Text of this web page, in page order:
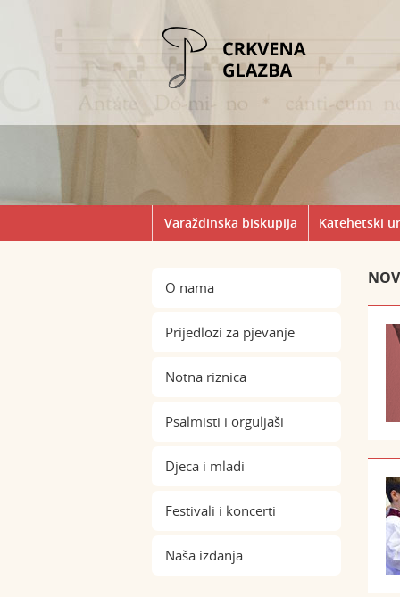
Varaždinska biskupija Katehetski
O nama
Prijedlozi za pjevanje
Notna riznica
Psalmisti i orguljaši
Djeca i mladi
Festivali i koncerti
Naša izdanja